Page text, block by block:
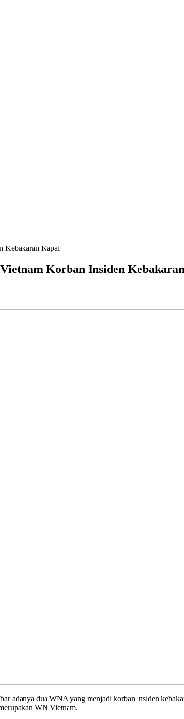
Kebakaran Kapal
Korban Insiden
dua WNA yang menjadi korban insiden
WN Vietnam.